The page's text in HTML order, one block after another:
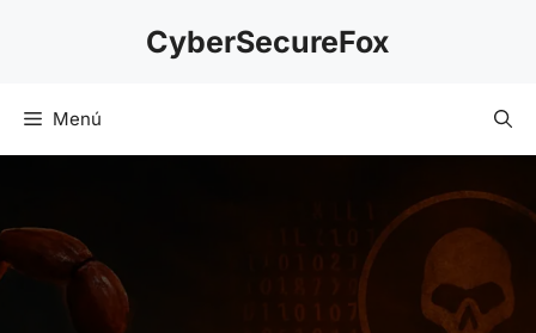
CyberSecureFox
Menú